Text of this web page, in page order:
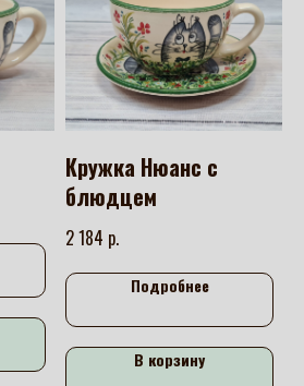
Кружка Нюанс с
блюдцем
2 184 р.
Подробнее
В корзину